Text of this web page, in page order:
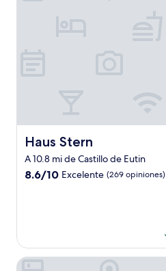
Haus Stern
Haus Stern
A 10.8 mi de Castillo de Eutin
8.6
8.6/10 Excelente (269 opiniones)
Lüttje Burg Hotel & Restaurant